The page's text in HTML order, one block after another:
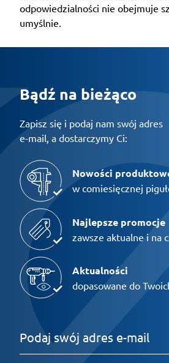
odpowiedzialności nie obejmuje
umyślnie.
Bądź na bieżąco
Zapisz się i podaj nam swój adres
e-mail, a dostarczymy Ci:
Nowości
w comiesięcznej
Najlepsze promocje
zawsze aktualne i na
Aktualności
dopasowane do